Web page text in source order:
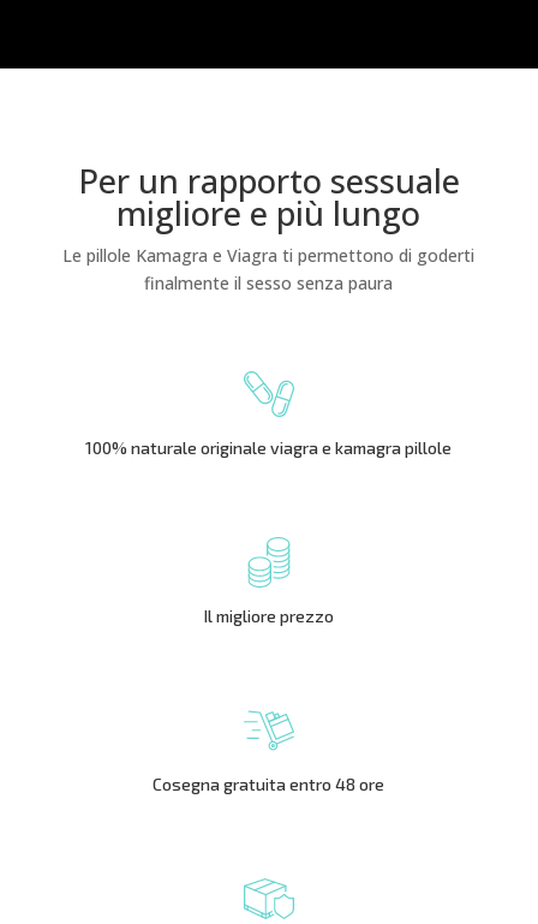
Per un rapporto sessuale
migliore e più lungo
Le pillole Kamagra e Viagra ti permettono di goderti
finalmente il sesso senza paura
100% naturale originale viagra e kamagra pillole
Il migliore prezzo
Cosegna gratuita entro 48 ore